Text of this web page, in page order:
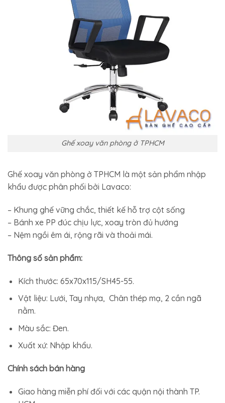
Ghế xoay văn phòng ở TPHCM
Ghế xoay văn phòng ở TPHCM là một sản phẩm nhập
khẩu được phân phối bởi Lavaco:
– Khung ghế vững chắc, thiết kế hỗ trợ cột sống
– Bánh xe PP đúc chịu lực, xoay tròn đủ hướng
– Nệm ngồi êm ái, rộng rãi và thoải mái.
Thông số sản phẩm:
Kích thước: 65x70x115/SH45-55.
Vật liệu: Lưới, Tay nhựa, Chân thép mạ, 2 cần ngã
nằm.
Màu sắc: Đen.
Xuất xứ: Nhập khẩu.
Chính sách bán hàng
Giao hàng miễn phí đối với các quận nội thành TP.